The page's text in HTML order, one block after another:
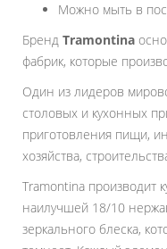
Можно мыть в
Бренд Tramontina
фабрик, которые
Один из лидеров
столовых и кухонных
приготовления пищи,
хозяйства,
Tramontina производит
наилучшей 18/10
зеркального блеска,